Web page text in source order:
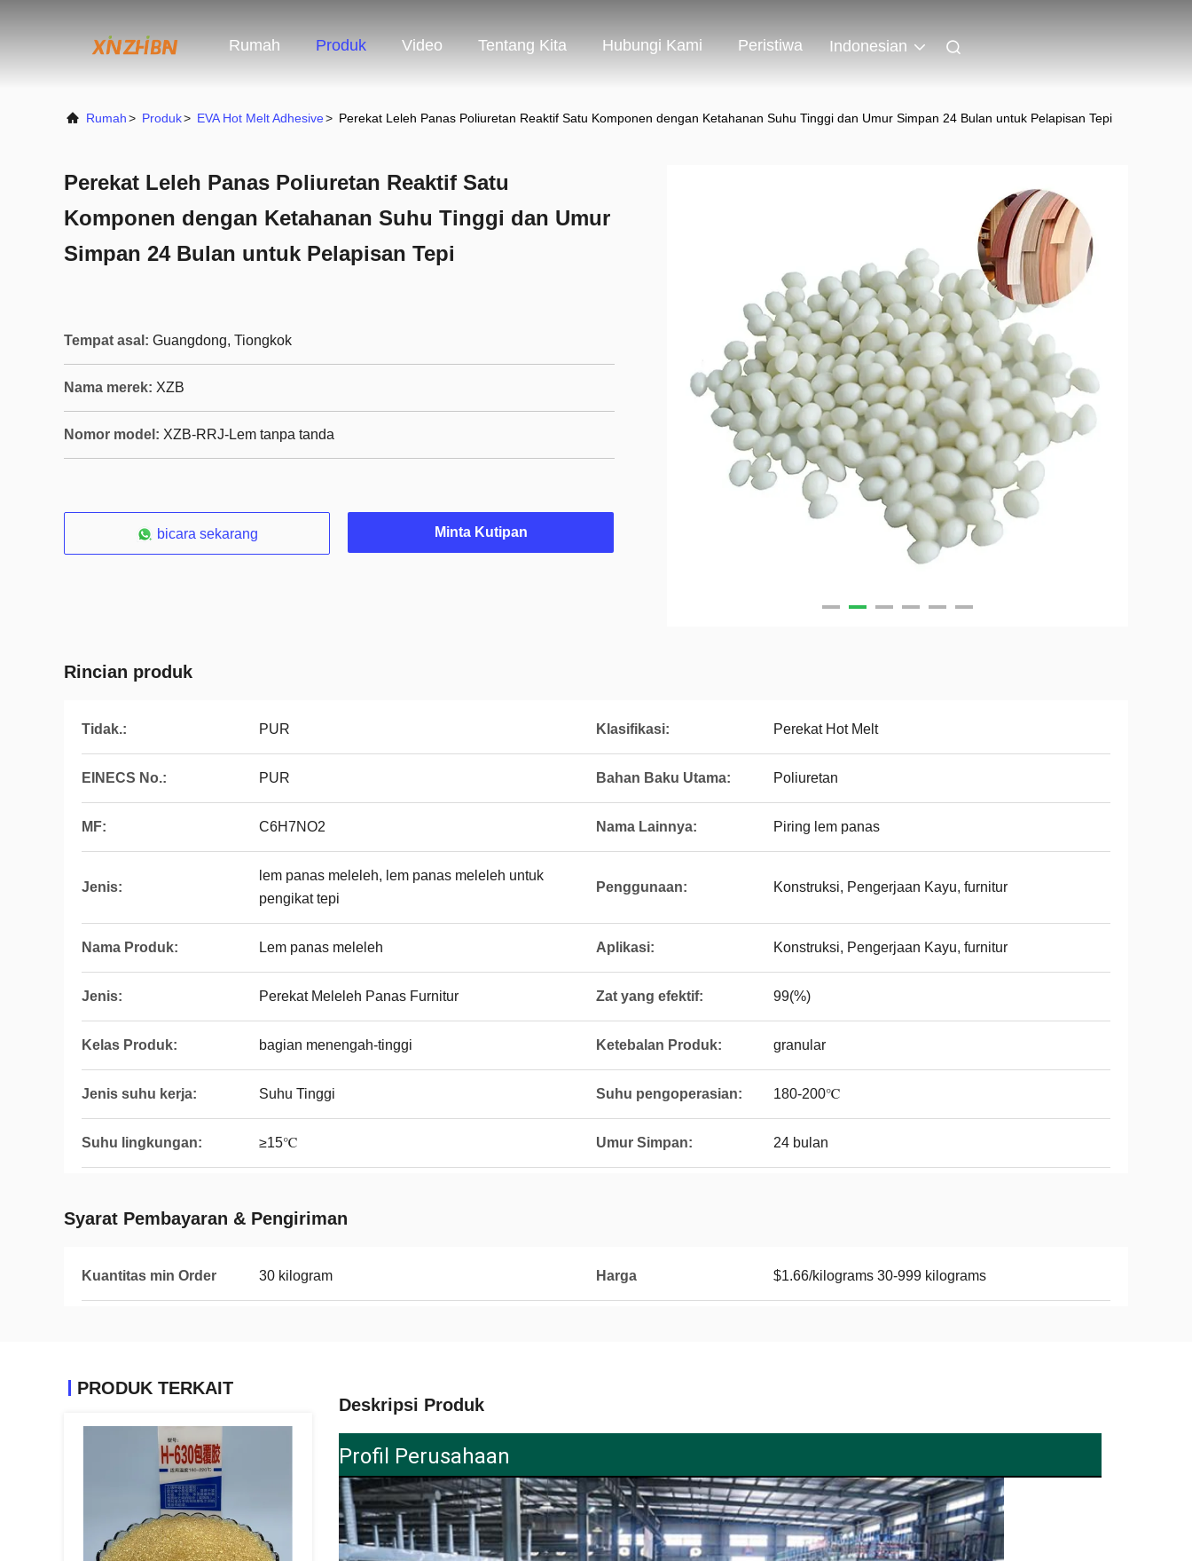
Rumah Produk Video Tentang Kita Hubungi Kami Peristiwa Indonesian
Rumah> Produk> EVA Hot Melt Adhesive> Perekat Leleh Panas Poliuretan Reaktif Satu Komponen dengan Ketahanan Suhu Tinggi dan Umur Simpan 24 Bulan untuk Pelapisan Tepi
Perekat Leleh Panas Poliuretan Reaktif Satu
Komponen dengan Ketahanan Suhu Tinggi dan Umur
Simpan 24 Bulan untuk Pelapisan Tepi
Tempat asal: Guangdong, Tiongkok
Nama merek: XZB
Nomor model: XZB-RRJ-Lem tanpa tanda
bicara sekarang Minta Kutipan
Rincian produk
Tidak.: PUR Klasifikasi: Perekat Hot Melt
EINECS No.: PUR Bahan Baku Utama: Poliuretan
MF: C6H7NO2 Nama Lainnya: Piring lem panas
Jenis:
lem panas meleleh, lem panas meleleh untuk
pengikat tepi
Penggunaan: Konstruksi, Pengerjaan Kayu, furnitur
Nama Produk: Lem panas meleleh Aplikasi: Konstruksi, Pengerjaan Kayu, furnitur
Jenis: Perekat Meleleh Panas Furnitur Zat yang efektif: 99(%)
Kelas Produk: bagian menengah-tinggi Ketebalan Produk: granular
Jenis suhu kerja: Suhu Tinggi Suhu pengoperasian: 180-200℃
Suhu lingkungan: ≥15℃ Umur Simpan: 24 bulan
Syarat Pembayaran & Pengiriman
Kuantitas min Order 30 kilogram Harga $1.66/kilograms 30-999 kilograms
PRODUK TERKAIT
Deskripsi Produk
Profil Perusahaan